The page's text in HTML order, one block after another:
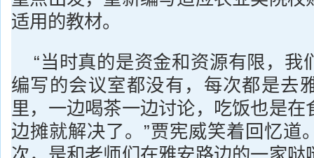
适用的教材。
“当时真的是资金和资源有限，我
编写的会议室都没有，每次都是去
里，一边喝茶一边讨论，吃饭也是在
边摊就解决了。”贾宪威笑着回忆道